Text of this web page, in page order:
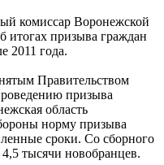
комиссар Воронежской
итогах призыва граждан
2011 года.
Правительством
призыва
область
норму призыва
сроки. Со сборного
тысячи новобранцев.